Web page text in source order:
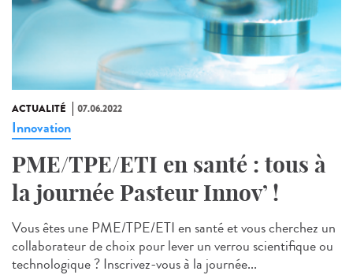
ACTUALITÉ 07.06.2022
Innovation
PME/TPE/ETI en santé : tous à
la journée Pasteur Innov’ !
Vous êtes une PME/TPE/ETI en santé et vous cherchez un
collaborateur de choix pour lever un verrou scientifique ou
technologique ? Inscrivez-vous à la journée...